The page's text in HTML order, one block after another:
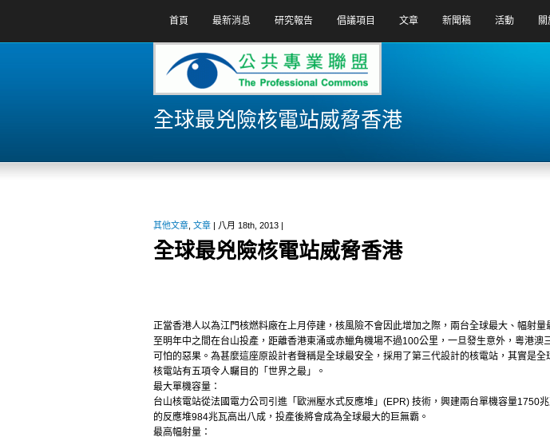
首頁 最新消息 研究報告 倡議項目 文章 新聞稿 活動
全球最兇險核電站威脅香港
其他文章 文章 | 八月 18th, 2013 |
全球最兇險核電站威脅香港
正當香港人以為江門核燃料廠在上月停建，核風險不會因此增加之際，兩台全球最大、幅射
至明年中之間在台山投產，距離香港東涌或赤鱲角機場不過100公里，一旦發生意外，粵港澳
可怕的惡果。為甚麼這座原設計者聲稱是全球最安全，採用了第三代設計的核電站，其實是
核電站有五項令人矚目的「世界之最」。
最大單機容量：
台山核電站從法國電力公司引進「歐洲壓水式反應堆」(EPR) 技術，興建兩台單機容量1750
的反應堆984兆瓦高出八成，投產後將會成為全球最大的巨無霸。
最高幅射量：